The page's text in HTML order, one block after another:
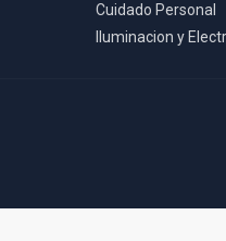
Cuidado Personal
Iluminacion y